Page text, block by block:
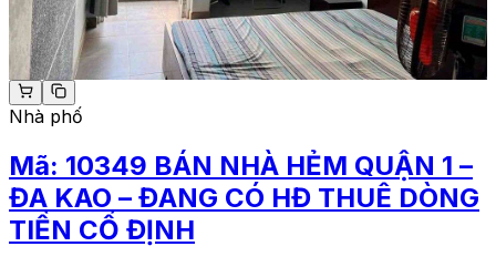
Nhà phố
Mã: 10349 BÁN NHÀ HẺM QUẬN 1 –
ĐA KAO – ĐANG CÓ HĐ THUÊ DÒNG
TIỀN CỐ ĐỊNH